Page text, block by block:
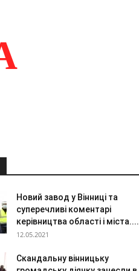
Новий завод у Вінниці та
суперечливі коментарі
керівництва області і міста....
12.05.2021
Скандальну вінницьку